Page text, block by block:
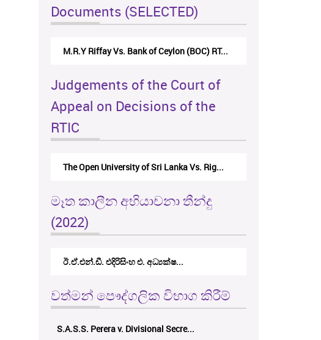
Documents (SELECTED)
M.R.Y Riffay Vs. Bank of Ceylon (BOC) RT...
Judgements of the Court of
Appeal on Decisions of the
RTIC
The Open University of Sri Lanka Vs. Rig...
මෑත කාලීන අභියාචනා තීන්දු
(2022)
ඊ.ඒ.එන්.ඩී. එදිරිසිංහ එ. අධ්‍යක්ෂ...
වත්මන් පෞද්ගලික විභාග කිරීම්
S.A.S.S. Perera v. Divisional Secre...